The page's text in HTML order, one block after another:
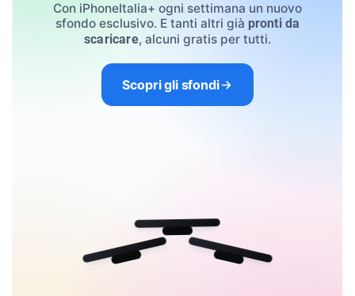
Con iPhoneItalia+ ogni settimana un nuovo
sfondo esclusivo. E tanti altri già pronti da
scaricare, alcuni gratis per tutti.
Scopri gli sfondi